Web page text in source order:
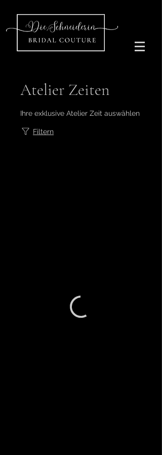
Atelier Zeiten
Ihre exklusive Atelier Zeit auswählen
Filtern